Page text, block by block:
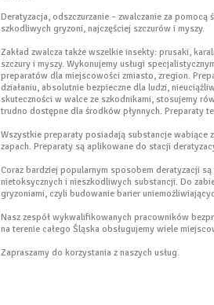
Deratyzacja, odszczurzanie – zwalczanie za
szkodliwych gryzoni, najczęściej szczurów i myszy.
Zakład zwalcza także wszelkie insekty: prusaki,
szczury i myszy. Wykonujemy usługi
preparatów dla miejscowości zmiasto, zregion.
działaniu, absolutnie bezpieczne dla ludzi,
skuteczności w walce ze szkodnikami, stosujemy
trudno dostępne dla środków płynnych. Preparaty
Wszystkie preparaty posiadają substancje wabiące
zapach. Preparaty są aplikowane do stacji
Coraz bardziej popularnym sposobem deratyzacji
nietoksycznych i nieszkodliwych substancji. Do
gryzoniami, czyli budowanie barier
Nasz zespół wykwalifikowanych pracowników
na terenie całego Śląska obsługujemy wiele
Zapraszamy do korzystania z naszych usług.